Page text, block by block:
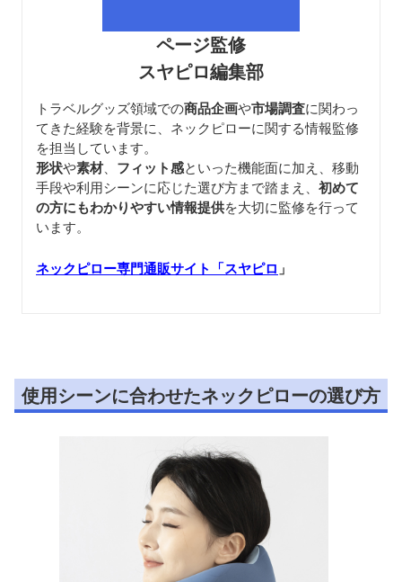
ページ監修
スヤピロ編集部
トラベルグッズ領域での商品企画や市場調査に関わっ
てきた経験を背景に、ネックピローに関する情報監修
を担当しています。
形状や素材、 フィット感といった機能面に加え、移動
手段や利用シーンに応じた選び方まで踏まえ、 初めて
の方にもわかりやすい情報提供を大切に監修を行って
います。
ネックピロー専門通販サイト「スヤピロ 」
使用シーンに合わせたネックピローの選び方